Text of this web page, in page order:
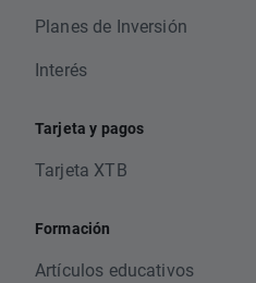
Planes de Inversión
Interés
Tarjeta y pagos
Tarjeta XTB
Formación
Artículos educativos